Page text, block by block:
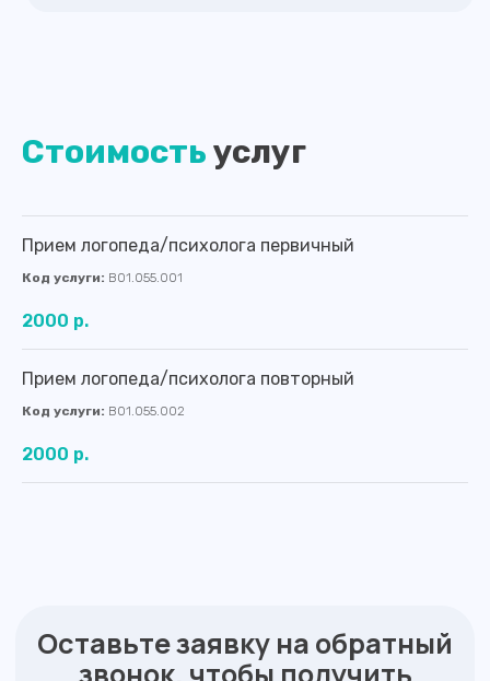
Стоимостьуслуг
Прием логопеда/психолога первичный
Код услуги: В01.055.001
2000 р.
Прием логопеда/психолога повторный
Код услуги: В01.055.002
2000 р.